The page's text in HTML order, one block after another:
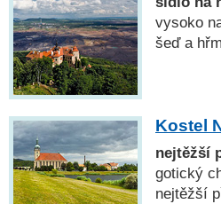
vysoko
šeď a
Kostel
nejtěžší
gotický
nejtěžší